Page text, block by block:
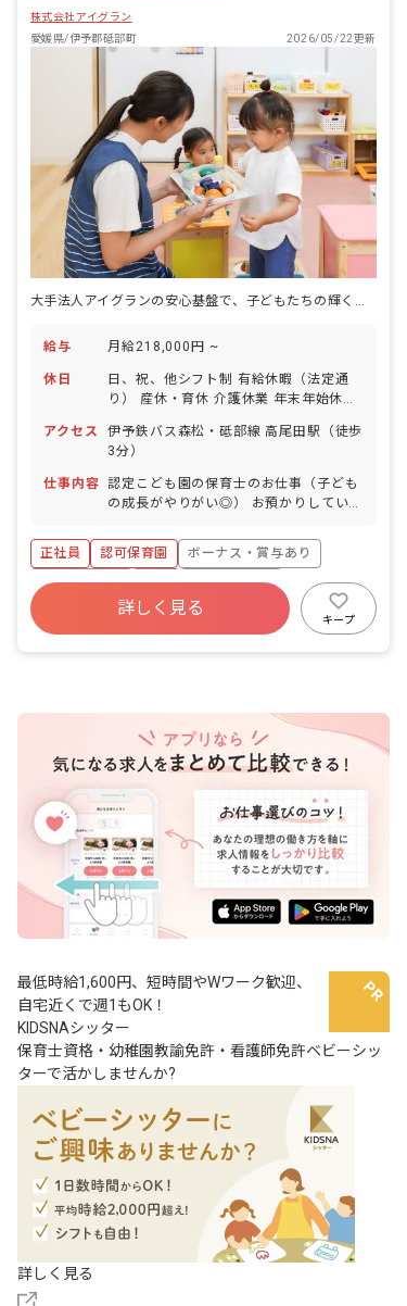
株式会社アイグラン
愛媛県/伊予郡砥部町
2026/05/22更新
給与 月給218,000円 ~
休日
日、祝、他シフト制 有給休暇（法定通
り） 産休・育休 介護休業 年末年始休暇
能性有
アクセス
伊予鉄バス森松・砥部線 高尾田駅（徒歩
3分）
仕事内容 認定こども園の保育士のお仕事（子ども
の成長がやりがい◎） お預かりしている
・食事・睡眠・排泄・清潔・衣類の着脱
等 ・集団生活を通じた社会性の装着 ・
行事の計画・実行、お知らせの作成
正社員 認可保育園
ボーナス・賞与あり
社会保険完備
有給
福利厚生充実
昇給昇進あり
産休育休制度
詳しく見る
キープ
最低時給1,600円、短時間やWワーク歓迎、
自宅近くで週1もOK！
KIDSNAシッター
保育士資格・幼稚園教諭免許・看護師免許ベビーシッ
ターで活かしませんか?
詳しく見る